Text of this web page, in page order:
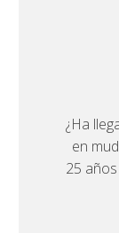
¿Ha
en
25